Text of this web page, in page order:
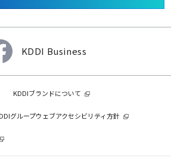
KDDI Business
KDDIブランドについて
グループウェブアクセシビリティ方針